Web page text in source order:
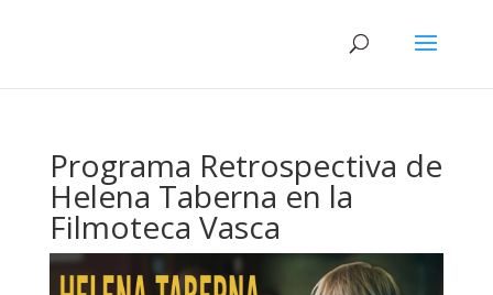
Programa Retrospectiva de
Helena Taberna en la
Filmoteca Vasca